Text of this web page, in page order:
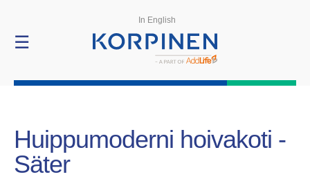
ReferenssitIn English
☰
Huippumoderni hoivakoti -
Säter